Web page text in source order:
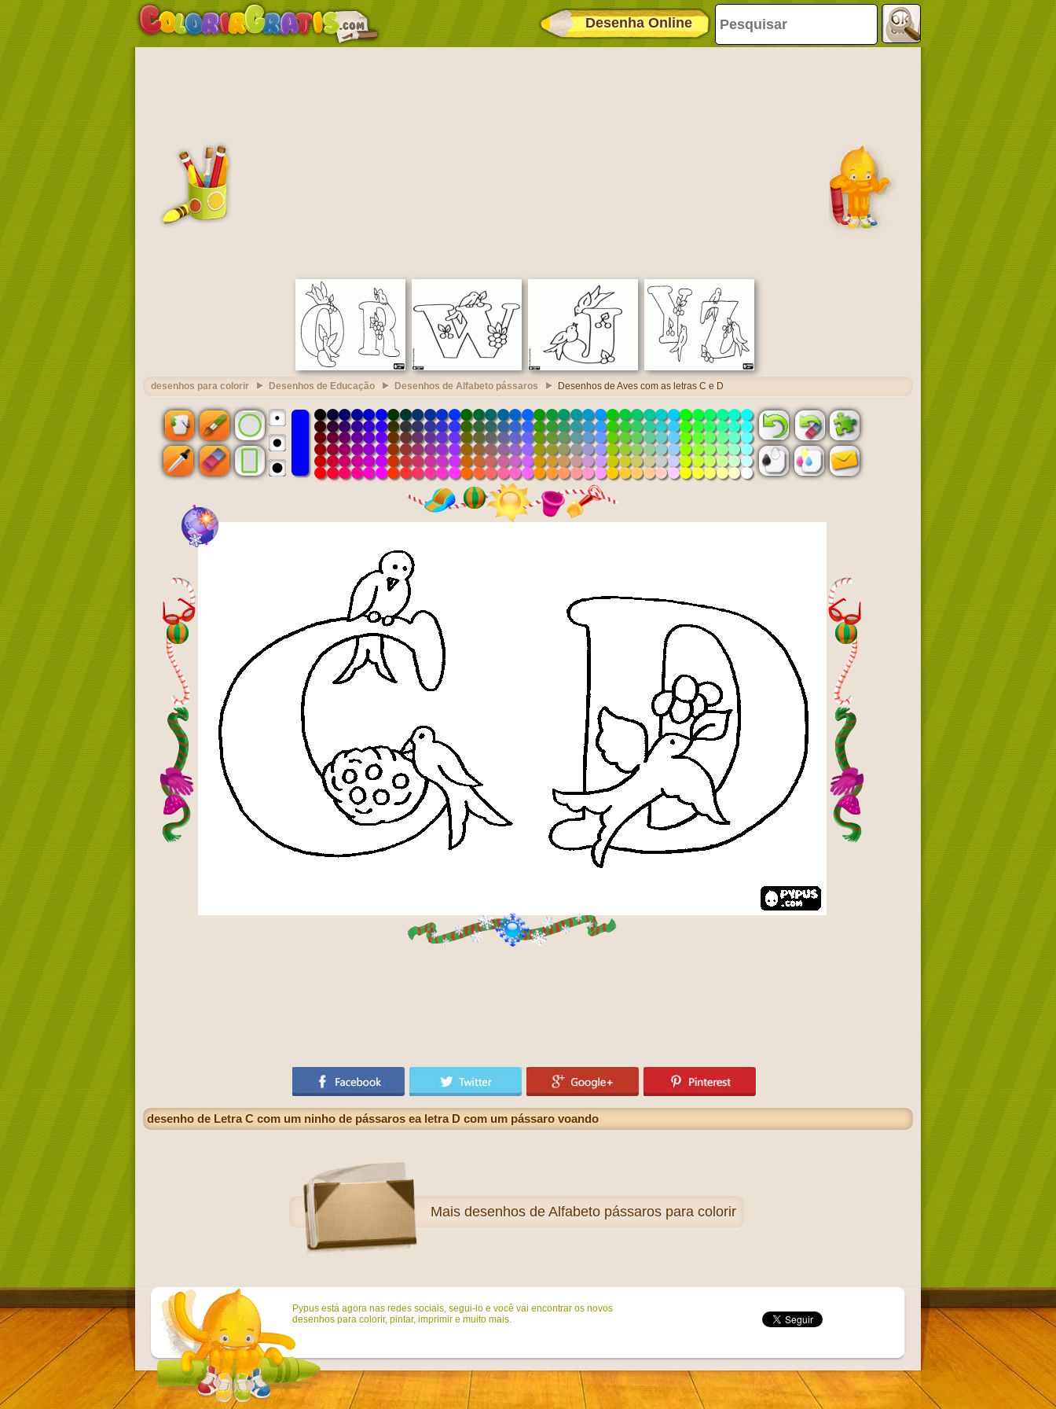
Desenha Online
desenhos para colorir Desenhos de Educação Desenhos de Alfabeto pássaros Desenhos de Aves com as letras C e D
desenho de Letra C com um ninho de pássaros ea letra D com um pássaro voando
Mais desenhos de Alfabeto pássaros para colorir
Pypus está agora nas redes sociais, segui-lo e você vai encontrar os novos
desenhos para colorir, pintar, imprimir e muito mais.